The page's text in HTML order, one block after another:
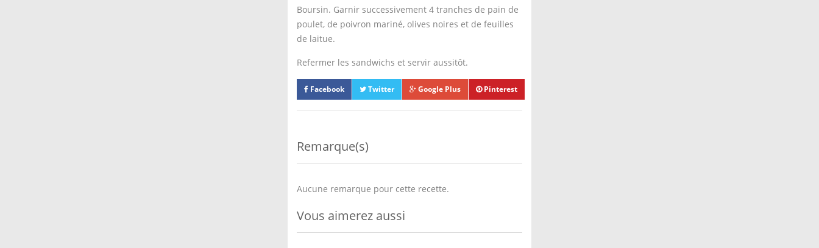
Boursin. Garnir successivement 4 tranches de pain de
poulet, de poivron mariné, olives noires et de feuilles
de laitue.
Refermer les sandwichs et servir aussitôt.
Facebook Twitter Google Plus Pinterest
Remarque(s)
Aucune remarque pour cette recette.
Vous aimerez aussi